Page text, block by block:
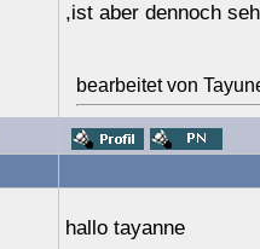
,ist aber dennoch
bearbeitet von
hallo tayanne